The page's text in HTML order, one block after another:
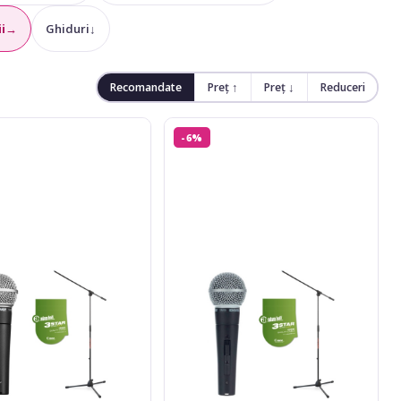
→ Ghiduri↓
Recomandate Preț ↑ Preț ↓ Reduceri
Shure
SM58
-6%